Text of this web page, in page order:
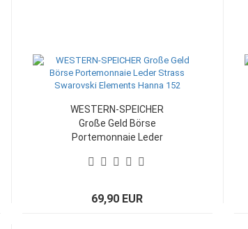
WESTERN-SPEICHER
Große Geld Börse
Portemonnaie Leder
Elements Hanna 152
69,90 EUR